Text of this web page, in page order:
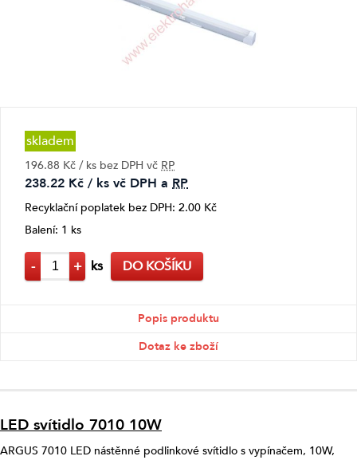
skladem
196.88 Kč / ks bez DPH vč RP
238.22 Kč / ks vč DPH a RP
Recyklační poplatek bez DPH: 2.00 Kč
Balení: 1 ks
- + ks DO KOŠÍKU
Popis produktu
Dotaz ke zboží
LED svítidlo 7010 10W
ARGUS 7010 LED nástěnné podlinkové svítidlo s vypínačem, 10W,